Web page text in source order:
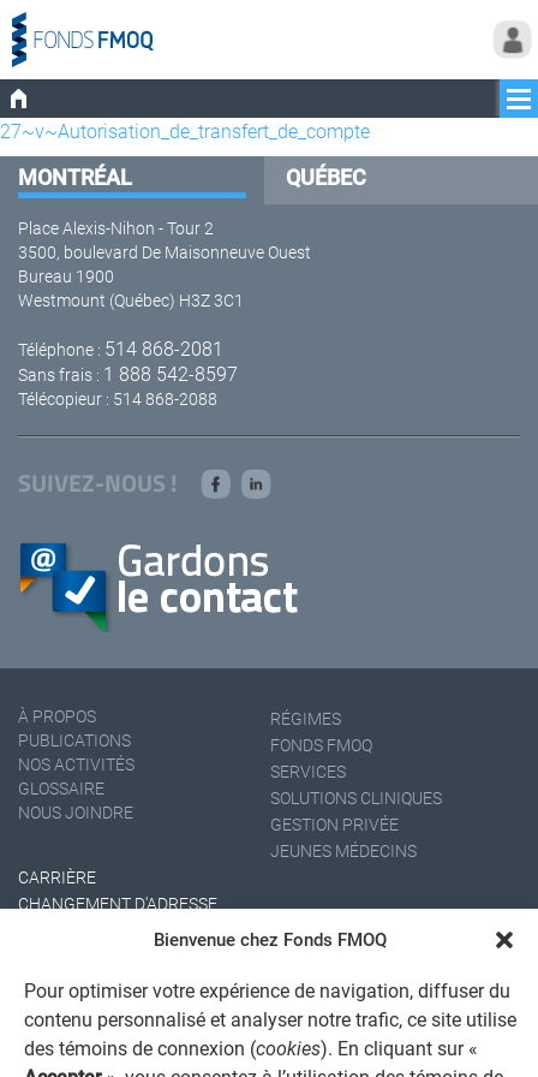
Bienvenue chez Fonds FMOQ
Pour optimiser votre expérience de navigation, diffuser du
contenu personnalisé et analyser notre trafic, ce site utilise
des témoins de connexion (cookies). En cliquant sur «
27~v~Autorisation_de_transfert_de_compte
MONTRÉAL QUÉBEC
Place Alexis-Nihon - Tour 2
3500, boulevard De Maisonneuve Ouest
Bureau 1900
Westmount (Québec) H3Z 3C1
Téléphone : 514 868-2081
Sans frais : 1 888 542-8597
Télécopieur : 514 868-2088
SUIVEZ-NOUS !
À PROPOS
PUBLICATIONS
NOS ACTIVITÉS
GLOSSAIRE
NOUS JOINDRE
RÉGIMES
FONDS FMOQ
SERVICES
SOLUTIONS CLINIQUES
GESTION PRIVÉE
JEUNES MÉDECINS
CARRIÈRE
CHANGEMENT D'ADRESSE